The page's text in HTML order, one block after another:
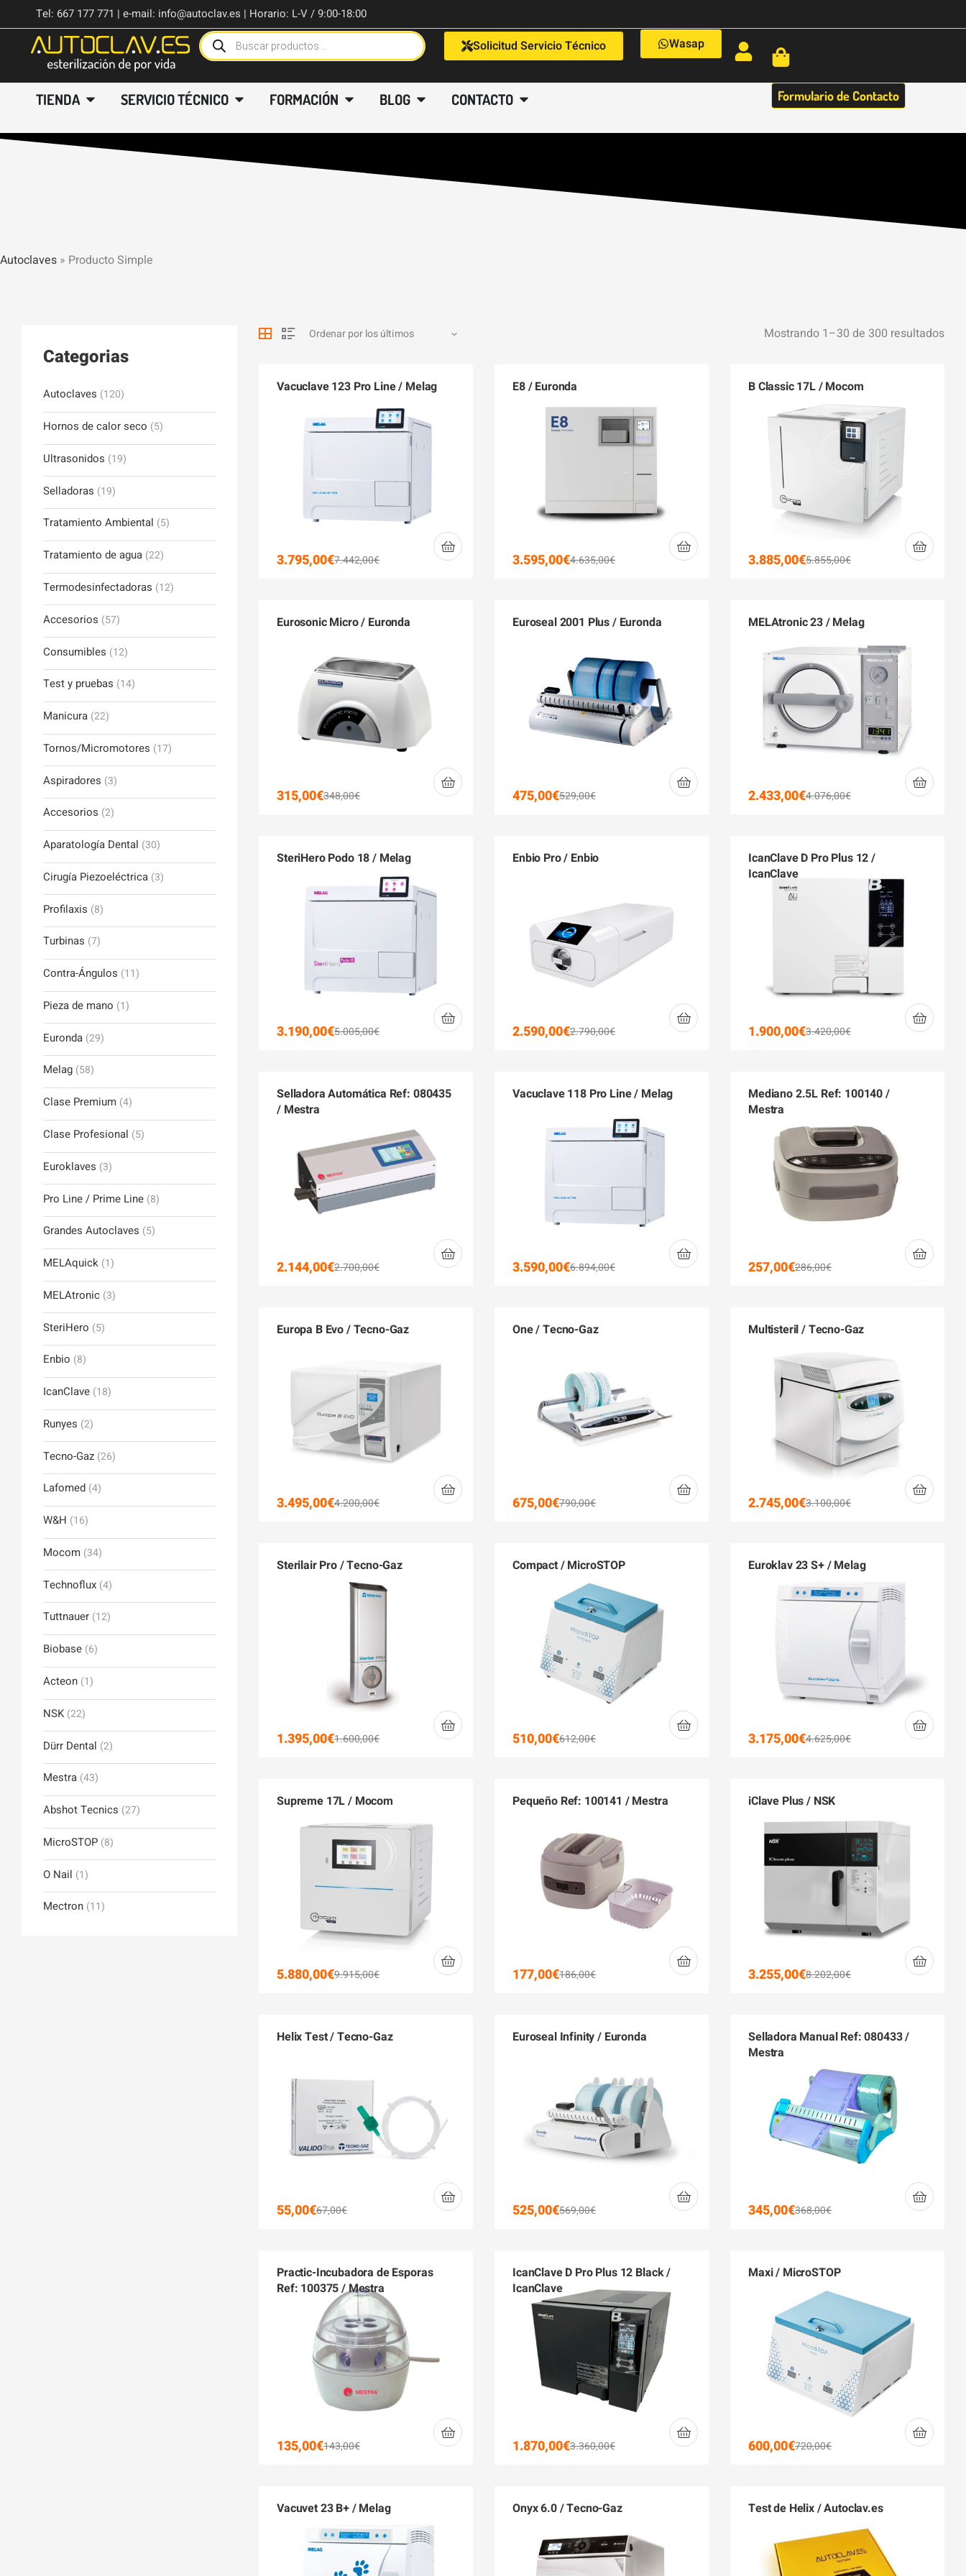
Tel: 667 177 771 | e-mail: info@autoclav.es | Horario: L-V / 9:00-18:00
Solicitud Servicio Técnico Wasap
TIENDA SERVICIO TÉCNICO FORMACIÓN BLOG CONTACTO Formulario de Contacto
Autoclaves » Producto Simple
Mostrando 1–30 de 300 resultados
Vacuclave 123 Pro Line / Melag
7.442,00€
3.795,00€
E8 / Euronda
4.635,00€
3.595,00€
B Classic 17L / Mocom
5.855,00€
3.885,00€
Eurosonic Micro / Euronda
348,00€
315,00€
Euroseal 2001 Plus / Euronda
529,00€
475,00€
MELAtronic 23 / Melag
4.076,00€
2.433,00€
SteriHero Podo 18 / Melag
5.005,00€
3.190,00€
Enbio Pro / Enbio
2.790,00€
2.590,00€
IcanClave D Pro Plus 12 /
IcanClave
3.420,00€
1.900,00€
Selladora Automática Ref: 080435
/ Mestra
2.700,00€
2.144,00€
Vacuclave 118 Pro Line / Melag
6.894,00€
3.590,00€
Mediano 2.5L Ref: 100140 /
Mestra
286,00€
257,00€
Europa B Evo / Tecno-Gaz
4.200,00€
3.495,00€
One / Tecno-Gaz
790,00€
675,00€
Multisteril / Tecno-Gaz
3.100,00€
2.745,00€
Sterilair Pro / Tecno-Gaz
1.600,00€
1.395,00€
Compact / MicroSTOP
612,00€
510,00€
Euroklav 23 S+ / Melag
4.625,00€
3.175,00€
Supreme 17L / Mocom
9.915,00€
5.880,00€
Pequeño Ref: 100141 / Mestra
186,00€
177,00€
iClave Plus / NSK
8.202,00€
3.255,00€
Helix Test / Tecno-Gaz
67,00€
55,00€
Euroseal Infinity / Euronda
569,00€
525,00€
Selladora Manual Ref: 080433 /
Mestra
368,00€
345,00€
Practic-Incubadora de Esporas
Ref: 100375 / Mestra
143,00€
135,00€
IcanClave D Pro Plus 12 Black /
IcanClave
3.360,00€
1.870,00€
Maxi / MicroSTOP
720,00€
600,00€
Vacuvet 23 B+ / Melag Onyx 6.0 / Tecno-Gaz Test de Helix / Autoclav.es
Categorias
Autoclaves (120)
Hornos de calor seco (5)
Ultrasonidos (19)
Selladoras (19)
Tratamiento Ambiental (5)
Tratamiento de agua (22)
Termodesinfectadoras (12)
Accesorios (57)
Consumibles (12)
Test y pruebas (14)
Manicura (22)
Tornos/Micromotores (17)
Aspiradores (3)
Accesorios (2)
Aparatología Dental (30)
Cirugía Piezoeléctrica (3)
Profilaxis (8)
Turbinas (7)
Contra-Ángulos (11)
Pieza de mano (1)
Euronda (29)
Melag (58)
Clase Premium (4)
Clase Profesional (5)
Euroklaves (3)
Pro Line / Prime Line (8)
Grandes Autoclaves (5)
MELAquick (1)
MELAtronic (3)
SteriHero (5)
Enbio (8)
IcanClave (18)
Runyes (2)
Tecno-Gaz (26)
Lafomed (4)
W&H (16)
Mocom (34)
Technoflux (4)
Tuttnauer (12)
Biobase (6)
Acteon (1)
NSK (22)
Dürr Dental (2)
Mestra (43)
Abshot Tecnics (27)
MicroSTOP (8)
O Nail (1)
Mectron (11)